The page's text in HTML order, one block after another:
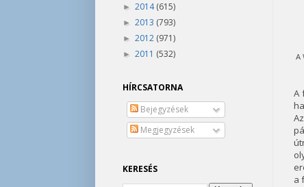
A
A
a
► 2014(615)
► 2013 (793)
► 2012 (971)
► 2011 (532)
HÍRCSATORNA
Bejegyzések
Megjegyzések
KERESÉS